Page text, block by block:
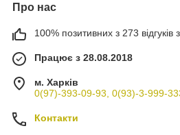
Про нас
100% позитивних з 273 відгуків
Працює з 28.08.2018
м. Харків
0(97)-393-09-93, 0(93)-3-999-
Контакти